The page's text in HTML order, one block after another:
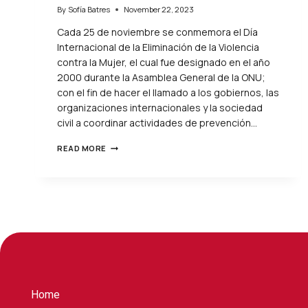
By Sofía Batres November 22, 2023
Cada 25 de noviembre se conmemora el Día
Internacional de la Eliminación de la Violencia
contra la Mujer, el cual fue designado en el año
2000 durante la Asamblea General de la ONU;
con el fin de hacer el llamado a los gobiernos, las
organizaciones internacionales y la sociedad
civil a coordinar actividades de prevención…
READ MORE
Home